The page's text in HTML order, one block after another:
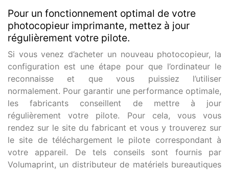
Pour un fonctionnement optimal de votre
photocopieur imprimante, mettez à jour
régulièrement votre pilote.
Si vous venez d’acheter un nouveau photocopieur, la
configuration est une étape pour que l’ordinateur le
reconnaisse et que vous puissiez l’utiliser
normalement. Pour garantir une performance optimale,
les fabricants conseillent de mettre à jour
régulièrement votre pilote. Pour cela, vous vous
rendez sur le site du fabricant et vous y trouverez sur
le site de téléchargement le pilote correspondant à
votre appareil. De tels conseils sont fournis par
Volumaprint, un distributeur de matériels bureautiques